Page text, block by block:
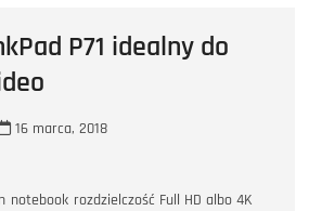
P71 idealny do
16 marca, 2018
notebook rozdzielczość Full HD albo 4K